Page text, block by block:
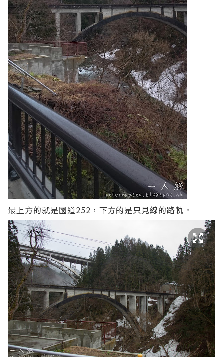
最上方的就是國道252，下方的是只見線的路軌。